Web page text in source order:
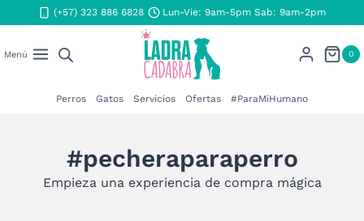
al
(+57) 323 886 6828 Lun-Vie: 9am-5pm Sab: 9am-2pm
Menú 0
Perros Gatos Servicios Ofertas #ParaMiHumano
#pecheraparaperro
Empieza una experiencia de compra mágica